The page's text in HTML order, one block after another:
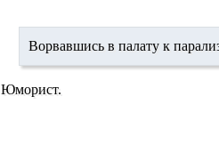
Ворвавшись в палату к
Юморист.